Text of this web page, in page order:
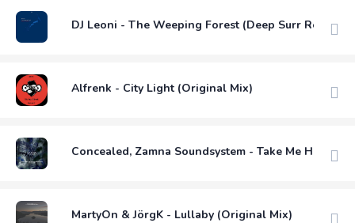
DJ Leoni - The Weeping Forest (Deep Surr Remix)
Alfrenk - City Light (Original Mix)
Concealed, Zamna Soundsystem - Take Me Home
MartyOn & JörgK - Lullaby (Original Mix)